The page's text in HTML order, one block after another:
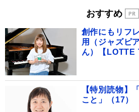
おすすめ
創作にもリフ
用（ジャズピ
ん）【LOTTE
【特別読物】
こと」（17